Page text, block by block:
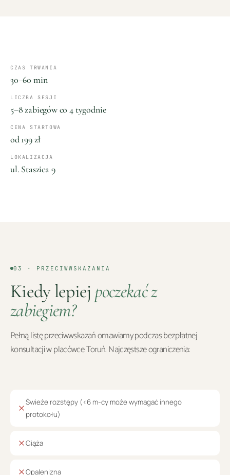
CZAS TRWANIA
30–60 min
LICZBA SESJI
5–8 zabiegów co 4 tygodnie
CENA STARTOWA
od 199 zł
LOKALIZACJA
ul. Staszica 9
03 · PRZECIWWSKAZANIA
Kiedy lepiej poczekać z
zabiegiem?
Pełną listę przeciwwskazań omawiamy podczas bezpłatnej
konsultacji w placówceToruń. Najczęstsze ograniczenia:
Świeże rozstępy (<6 m-cy może wymagać innego
protokołu)
Ciąża
Opalenizna